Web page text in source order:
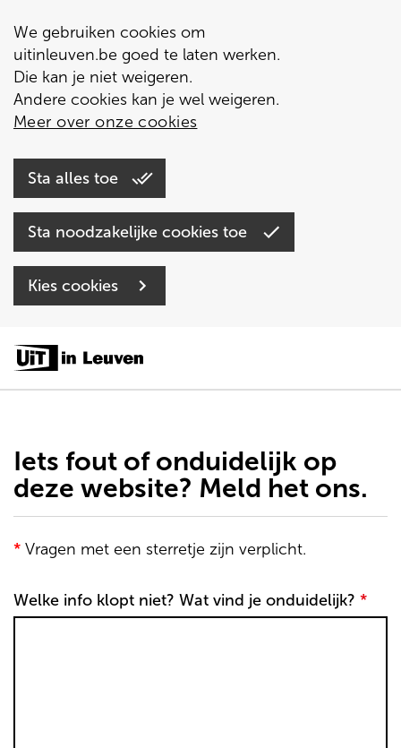
We gebruiken cookies om
uitinleuven.be goed te laten werken.
Die kan je niet weigeren.
Andere cookies kan je wel weigeren.
Meer over onze cookies
Sta alles toe
Sta noodzakelijke cookies toe
Kies cookies
en
gaan
Iets fout of onduidelijk op
deze website? Meld het ons.
* Vragen met een sterretje zijn verplicht.
Welke info klopt niet? Wat vind je onduidelijk? *